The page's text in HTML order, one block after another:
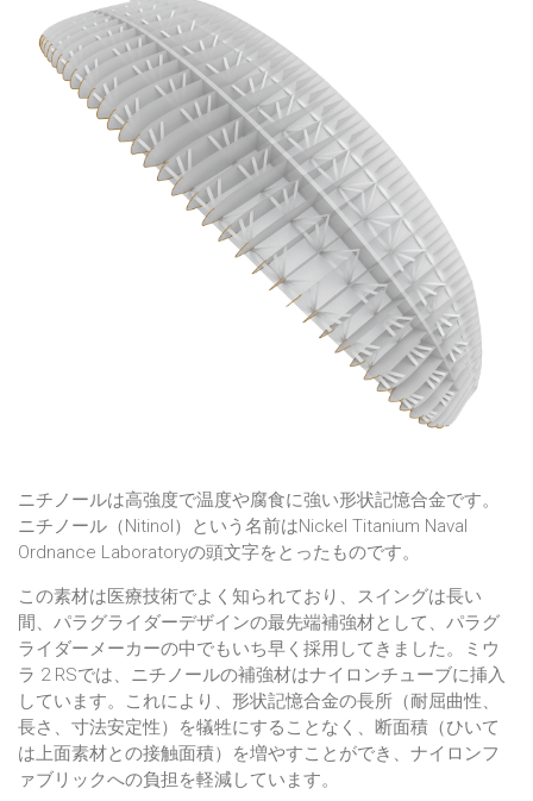
ニチノールは高強度で温度や腐食に強い形状記憶合金です。
ニチノール（Nitinol）という名前はNickel Titanium Naval
Ordnance Laboratoryの頭文字をとったものです。
この素材は医療技術でよく知られており、スイングは長い
間、パラグライダーデザインの最先端補強材として、パラグ
ライダーメーカーの中でもいち早く採用してきました。ミウ
ラ 2 RSでは、ニチノールの補強材はナイロンチューブに挿入
しています。これにより、形状記憶合金の長所（耐屈曲性、
長さ、寸法安定性）を犠牲にすることなく、断面積（ひいて
は上面素材との接触面積）を増やすことができ、ナイロンフ
ァブリックへの負担を軽減しています。